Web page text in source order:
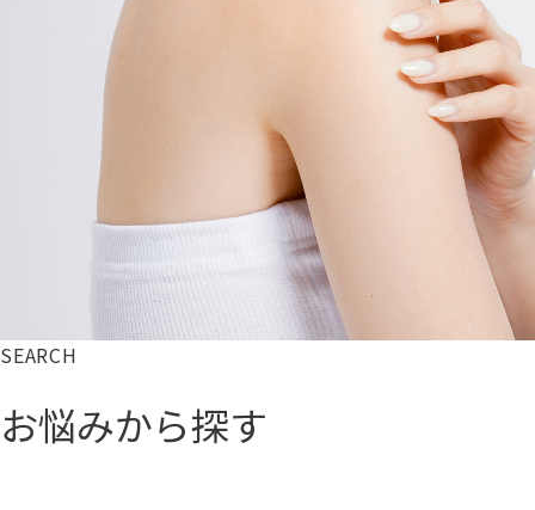
SEARCH
お悩みから探す